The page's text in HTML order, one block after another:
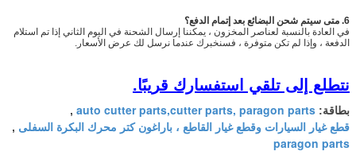
6. متى سيتم شحن البضائع بعد إتمام الدفع؟
في العادة بالنسبة لعناصر المخزون ، يمكننا إرسال الشحنة في اليوم الثاني إذا تم استلام
الدفعة ، وإذا لم تكن متوفرة ، فسنخبرك عندما نرسل لك عرض الأسعار.
نتطلع إلى تلقي استفسارك قريبًا.
بطاقة: auto cutter parts,cutter parts, paragon parts
,
قطع غيار السيارات وقطع غيار القاطع ، باراغون كتر محرك البكرة السفلى ,
paragon parts